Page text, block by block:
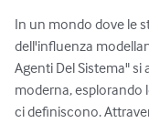
In un mondo dove le
dell'influenza
Agenti Del Sistema"
moderna, esplorando
ci definiscono.